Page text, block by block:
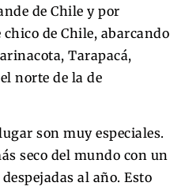
de Chile y por
de Chile, abarcando
Tarapacá,
norte de la de
son muy especiales.
seco del mundo con un
al año. Esto